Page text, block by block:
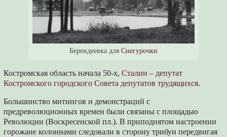
Берендеевка для Снегурочки
Костромская область начала 50-х,Сталин – депутат
Костромского городского Совета депутатов трудящихся.
Большинство митингов и демонстраций с
предреволюционных времен были связаны с площадью
Революции (Воскресенской пл.). В приподнятом настроении
горожане колоннами следовали в сторону трибун передвигая